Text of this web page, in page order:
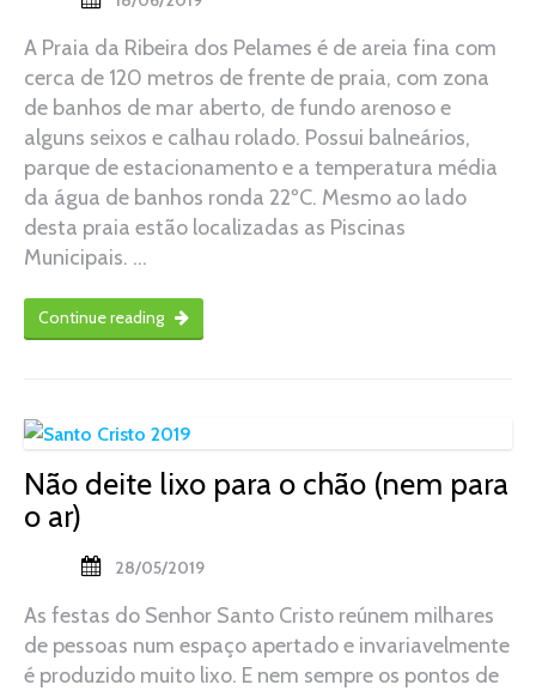
A Praia da Ribeira dos Pelames é de areia fina com
cerca de 120 metros de frente de praia, com zona
de banhos de mar aberto, de fundo arenoso e
alguns seixos e calhau rolado. Possui balneários,
parque de estacionamento e a temperatura média
da água de banhos ronda 22ºC. Mesmo ao lado
desta praia estão localizadas as Piscinas
Municipais. …
Continue reading
Não deite lixo para o chão (nem para
o ar)
28/05/2019
As festas do Senhor Santo Cristo reúnem milhares
de pessoas num espaço apertado e invariavelmente
é produzido muito lixo. E nem sempre os pontos de